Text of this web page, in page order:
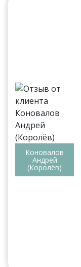
Коновалов
Андрей
(Королёв)